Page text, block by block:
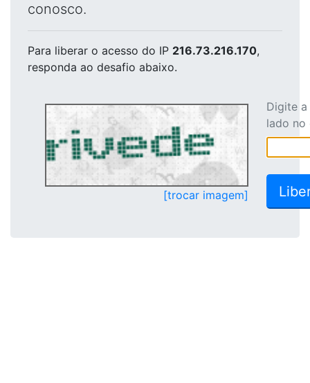
conosco.
Para liberar o acesso do IP 216.73.216.170,
responda ao desafio abaixo.
[trocar imagem]
Digite
lado no